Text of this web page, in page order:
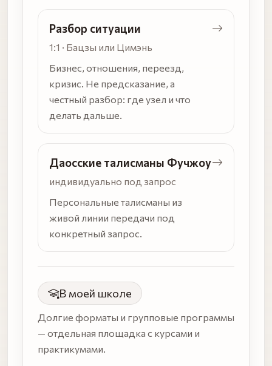
Разбор ситуации
1:1 · Бацзы или Цимэнь
Бизнес, отношения, переезд,
кризис. Не предсказание, а
честный разбор: где узел и что
делать дальше.
Даосские талисманы Фучжоу
индивидуально под запрос
Персональные талисманы из
живой линии передачи под
конкретный запрос.
В моей школе
Долгие форматы и групповые программы
— отдельная площадка с курсами и
практикумами.